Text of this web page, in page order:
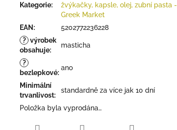
Kategorie:
žvýkačky, kapsle, olej, zubní pasta -
Greek Market
EAN :
5202772236228
? výrobek
obsahuje:
masticha
?
bezlepkové:
ano
Minimální
trvanlivost:
standardně za více jak 10 dní
Položka byla vyprodána…